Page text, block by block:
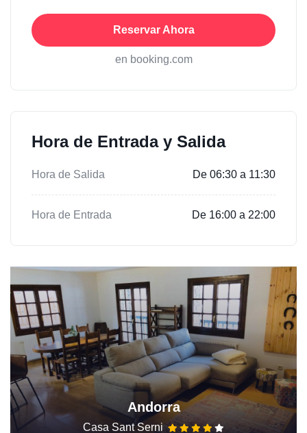
Reservar Ahora
en booking.com
Hora de Entrada y Salida
Hora de Salida De 06:30 a 11:30
Hora de Entrada De 16:00 a 22:00
Andorra
Casa Sant Serni